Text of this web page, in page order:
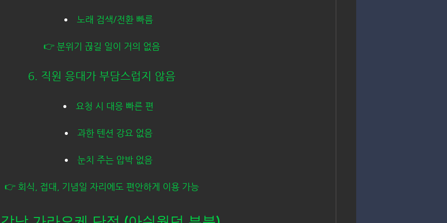
노래 검색/전환 빠름
👉 분위기 끊길 일이 거의 없음
6. 직원 응대가 부담스럽지 않음
요청 시 대응 빠른 편
과한 텐션 강요 없음
눈치 주는 압박 없음
👉 회식, 접대, 기념일 자리에도 편안하게 이용 가능